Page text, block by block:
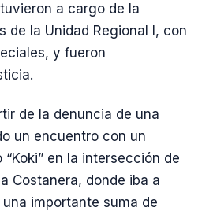
a cargo de la
de la Unidad Regional I, con
y fueron
de la denuncia de una
un encuentro con un
en la intersección de
Costanera, donde iba a
importante suma de